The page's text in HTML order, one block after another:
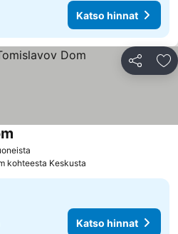
Katso hinnat
Jaa
kohteesta Keskusta
Katso hinnat